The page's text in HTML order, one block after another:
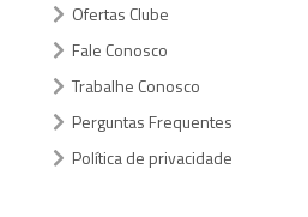
Ofertas Clube
Fale Conosco
Trabalhe Conosco
Perguntas Frequentes
Política de privacidade